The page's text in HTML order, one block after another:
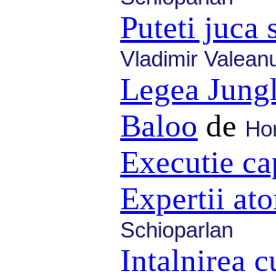
Puteti juca
Vladimir
Legea
Baloo de
Executie
Expertii
Schioparlan
Intalnirea